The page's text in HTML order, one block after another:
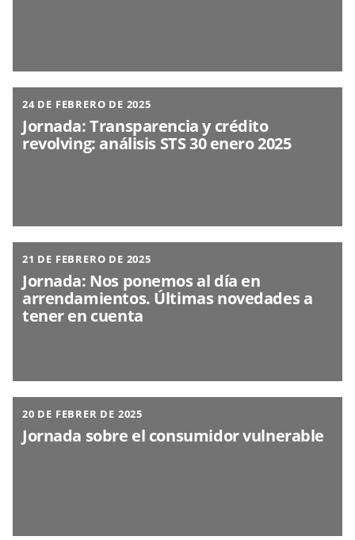
24 DE FEBRERO DE 2025
Jornada: Transparencia y crédito
revolving: análisis STS 30 enero 2025
21 DE FEBRERO DE 2025
Jornada: Nos ponemos al día en
arrendamientos. Últimas novedades a
tener en cuenta
20 DE FEBRER DE 2025
Jornada sobre el consumidor vulnerable